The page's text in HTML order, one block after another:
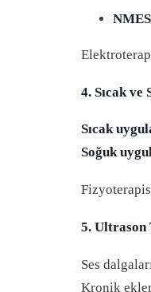
4. Sıcak
Sıcak
Soğuk
5. Ultrason
Ses
Kronik